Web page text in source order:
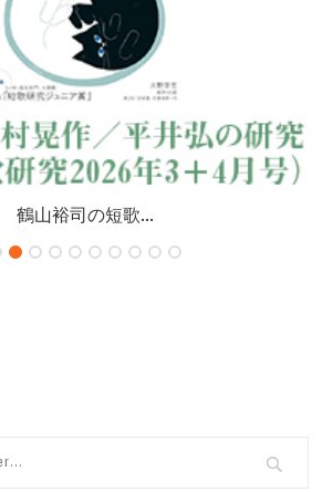
鶴山裕司の短歌...